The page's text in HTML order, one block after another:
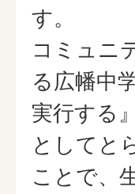
す。
コミュニ
る広幡中
実行する
としてと
ことで、